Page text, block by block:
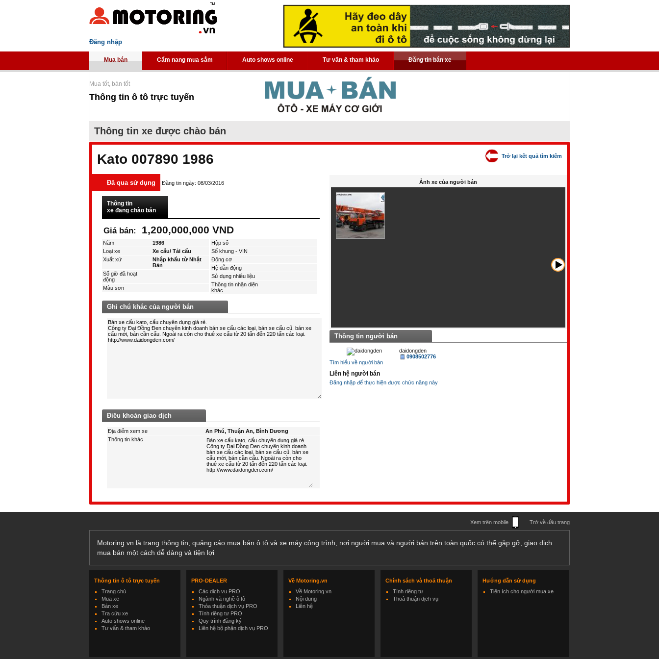
Đăng nhập
Mua bán Cẩm nang mua sắm Auto shows online Tư vấn & tham khảo Đăng tin bán xe
Mua tốt, bán tốt
Thông tin ô tô trực tuyến
Thông tin xe được chào bán
Kato 007890 1986
Đã qua sử dụng Đăng tin ngày: 08/03/2016
Thông tin
xe đang chào bán
Giá bán: 1,200,000,000 VND
Năm
1986
Loại xe
Xe cẩu/ Tải cẩu
Xuất xứ
Nhập khẩu từ Nhật
Bản
Số giờ đã hoạt
động
Màu sơn
Hộp số
Số khung - VIN
Động cơ
Hệ dẫn động
Sử dụng nhiêu liệu
Thông tin nhận diện
khác
Ghi chú khác của người bán
Điều khoản giao dịch
Địa điểm xem xe
An Phú, Thuận An, Bình Dương
Thông tin khác
Trở lại kết quả tìm kiếm
Ảnh xe của người bán
Thông tin người bán
daidongden
0908502776
Tìm hiểu về người bán
Liên hệ người bán
Đăng nhập để thực hiện được chức năng này
Xem trên mobile Trở về đầu trang
Motoring.vn là trang thông tin, quảng cáo mua bán ô tô và xe máy công trình, nơi người mua và người bán trên toàn quốc có thể gặp gỡ, giao dịch
mua bán một cách dễ dàng và tiện lợi
Thông tin ô tô trực tuyến
Trang chủ
Mua xe
Bán xe
Tra cứu xe
Auto shows online
Tư vấn & tham khảo
PRO-DEALER
Các dịch vụ PRO
Ngành và nghề ô tô
Thỏa thuận dịch vụ PRO
Tính riêng tư PRO
Quy trình đăng ký
Liên hệ bộ phận dịch vụ PRO
Về Motoring.vn
Về Motoring.vn
Nội dung
Liên hệ
Chính sách và thoả thuận
Tính riêng tư
Thoả thuận dịch vụ
Hướng dẫn sử dụng
Tiện ích cho người mua xe